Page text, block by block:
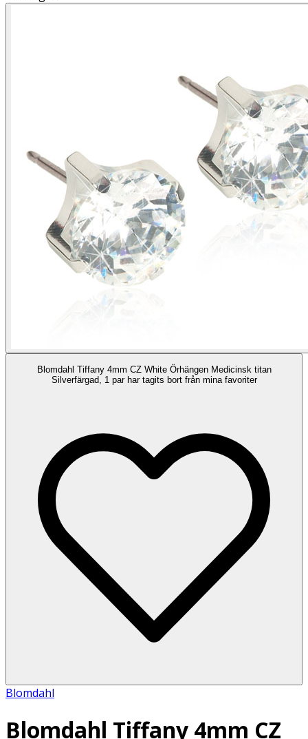
Blomdahl Tiffany 4mm CZ White Örhängen Medicinsk titan
Silverfärgad, 1 par har tagits bort från mina favoriter
Blomdahl
Blomdahl Tiffany 4mm CZ